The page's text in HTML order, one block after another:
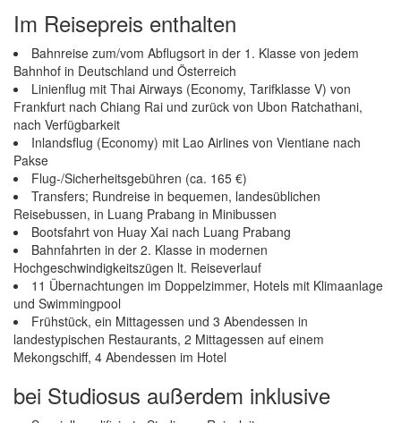
Im Reisepreis enthalten
Bahnreise zum/vom Abflugsort in der 1. Klasse von jedem
Bahnhof in Deutschland und Österreich
Linienflug mit Thai Airways (Economy, Tarifklasse V) von
Frankfurt nach Chiang Rai und zurück von Ubon Ratchathani,
nach Verfügbarkeit
Inlandsflug (Economy) mit Lao Airlines von Vientiane nach
Pakse
Flug-/Sicherheitsgebühren (ca. 165 €)
Transfers; Rundreise in bequemen, landesüblichen
Reisebussen, in Luang Prabang in Minibussen
Bootsfahrt von Huay Xai nach Luang Prabang
Bahnfahrten in der 2. Klasse in modernen
Hochgeschwindigkeitszügen lt. Reiseverlauf
11 Übernachtungen im Doppelzimmer, Hotels mit Klimaanlage
und Swimmingpool
Frühstück, ein Mittagessen und 3 Abendessen in
landestypischen Restaurants, 2 Mittagessen auf einem
Mekongschiff, 4 Abendessen im Hotel
bei Studiosus außerdem inklusive